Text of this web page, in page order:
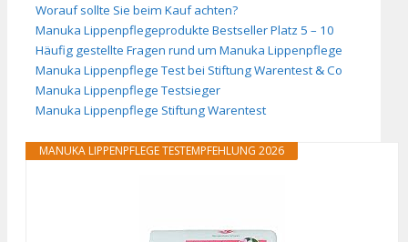
Worauf sollte Sie beim Kauf achten?
Manuka Lippenpflegeprodukte Bestseller Platz 5 – 10
Häufig gestellte Fragen rund um Manuka Lippenpflege
Manuka Lippenpflege Test bei Stiftung Warentest & Co
Manuka Lippenpflege Testsieger
Manuka Lippenpflege Stiftung Warentest
MANUKA LIPPENPFLEGE TESTEMPFEHLUNG 2026